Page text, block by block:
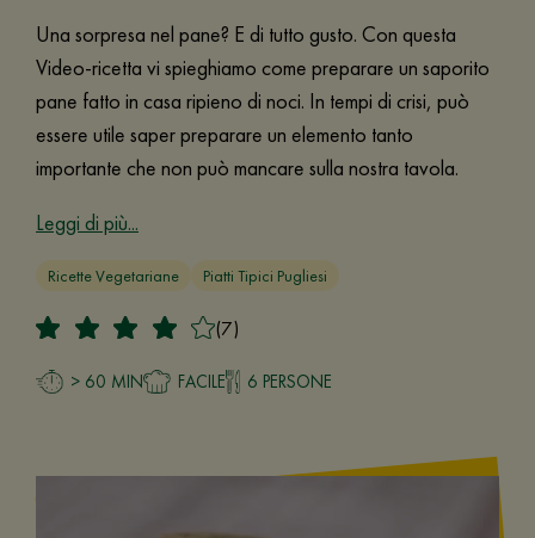
Una sorpresa nel pane? E di tutto gusto. Con questa
Video-ricetta vi spieghiamo come preparare un saporito
pane fatto in casa ripieno di noci. In tempi di crisi, può
essere utile saper preparare un elemento tanto
importante che non può mancare sulla nostra tavola.
Leggi di più...
Ricette Vegetariane Piatti Tipici Pugliesi
(7)
> 60 MIN FACILE 6 PERSONE